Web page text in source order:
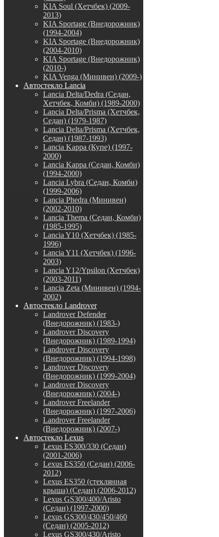
KIA Soul (Хетчбек) (2009-
2013)
KIA Sportage (Внедорожник)
(1994-2004)
KIA Sportage (Внедорожник)
(2004-2010)
KIA Sportage (Внедорожник)
(2010-)
KIA Venga (Минивен) (2009-)
Автостекло Lancia
Lancia Delta/Dedra (Седан,
Хетчбек, Комби) (1989-2000)
Lancia Delta/Prisma (Хетчбек,
Седан) (1979-1987)
Lancia Delta/Prisma (Хетчбек,
Седан) (1987-1993)
Lancia Kappa (Купе) (1997-
2000)
Lancia Kappa (Седан, Комби)
(1994-2000)
Lancia Lybra (Седан, Комби)
(1999-2006)
Lancia Phedra (Минивен)
(2002-2010)
Lancia Thema (Седан, Комби)
(1985-1995)
Lancia Y10 (Хетчбек) (1985-
1996)
Lancia Y11 (Хетчбек) (1996-
2003)
Lancia Y12/Ypsilon (Хетчбек)
(2003-2011)
Lancia Zeta (Минивен) (1994-
2002)
Автостекло Landrover
Landrover Defender
(Внедорожник) (1983-)
Landrover Discovery
(Внедорожник) (1989-1994)
Landrover Discovery
(Внедорожник) (1994-1998)
Landrover Discovery
(Внедорожник) (1999-2004)
Landrover Discovery
(Внедорожник) (2004-)
Landrover Freelander
(Внедорожник) (1997-2006)
Landrover Freelander
(Внедорожник) (2007-)
Автостекло Lexus
Lexus ES300/330 (Седан)
(2001-2006)
Lexus ES350 (Седан) (2006-
2012)
Lexus ES350 (стеклянная
крыша) (Седан) (2006-2012)
Lexus GS300/400/Aristo
(Седан) (1997-2000)
Lexus GS300/430/450/460
(Седан) (2005-2012)
Lexus GS300/430/Aristo